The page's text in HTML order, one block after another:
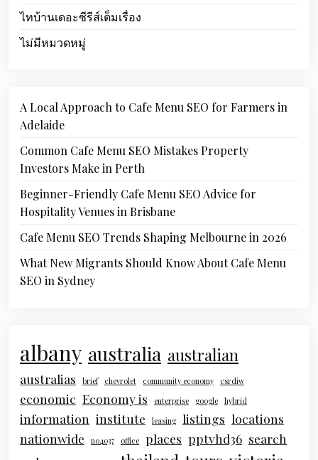
ไทบ้านเดอะซีรีส์เต็มเรื่อง
ไม่มีหมวดหมู่
A Local Approach to Cafe Menu SEO for Farmers in
Adelaide
Common Cafe Menu SEO Mistakes Property
Investors Make in Perth
Beginner-Friendly Cafe Menu SEO Advice for
Hospitality Venues in Brisbane
Cafe Menu SEO Trends Shaping Melbourne in 2026
What New Migrants Should Know About Cafe Menu
SEO in Sydney
albany australia australian
australias brief chevrolet community economy csrdiw
economic Economy is enterprise google hybrid
information institute leasing listings locations
nationwide
no4037 office places pptvhd36 search